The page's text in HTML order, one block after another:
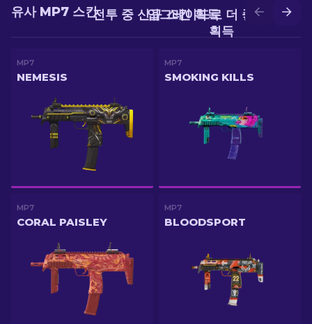
업그레이드로 더 좋은 스킨
획득
전투 중 신규 스킨 획득
유사 MP7 스킨
MP7
NEMESIS
MP7
SMOKING KILLS
MP7
CORAL PAISLEY
MP7
BLOODSPORT